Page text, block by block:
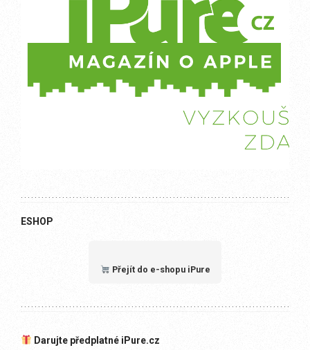
ESHOP
Přejít do e-shopu iPure
Darujte předplatné iPure.cz